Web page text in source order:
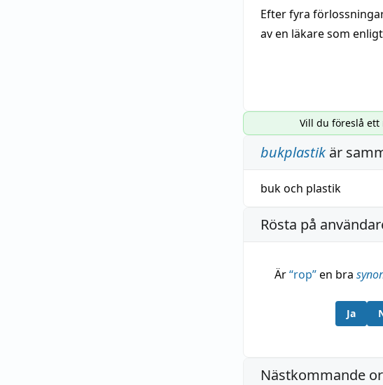
Efter fyra
av en läkare som
Vill du föreslå
bukplastikär
bukoch plastik
Rösta på
Är“rop”en bra
Ja
Nästkommande